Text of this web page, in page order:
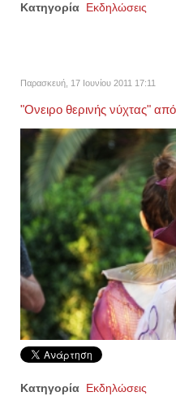
Κατηγορία Εκδηλώσεις
Παρασκευή, 17 Ιουνίου 2011 17:11
"Ονειρο θερινής νύχτας"
Κατηγορία Εκδηλώσεις